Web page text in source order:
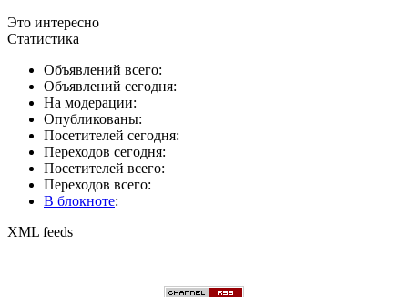
Это интересно
Статистика
Объявлений всего:
Объявлений сегодня:
На модерации:
Опубликованы:
Посетителей сегодня:
Переходов сегодня:
Посетителей всего:
Переходов всего:
В блокноте:
XML feeds